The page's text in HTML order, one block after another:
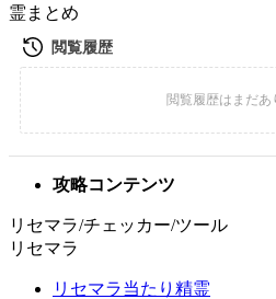
霊まとめ
攻略コンテンツ
リセマラ/チェッカー/ツール
リセマラ
リセマラ当たり精霊